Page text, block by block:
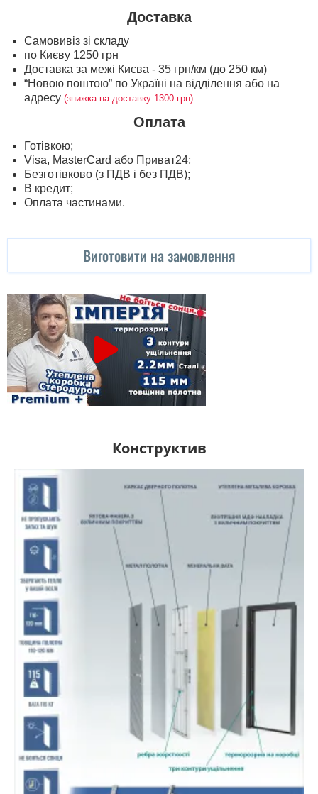
Доставка
Самовивіз зі складу
по Києву 1250 грн
Доставка за межі Києва - 35 грн/км (до 250 км)
“Новою поштою” по Україні на відділення або на
адресу (знижка на доставку 1300 грн)
Оплата
Готівкою;
Visa, MasterСard або Приват24;
Безготівково (з ПДВ і без ПДВ);
В кредит;
Оплата частинами.
Виготовити на замовлення
Конструктив